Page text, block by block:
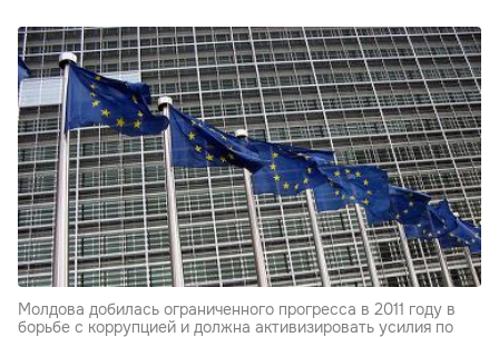
Молдова добилась ограниченного прогресса в 2011 году в
борьбе с коррупцией и должна активизировать усилия по